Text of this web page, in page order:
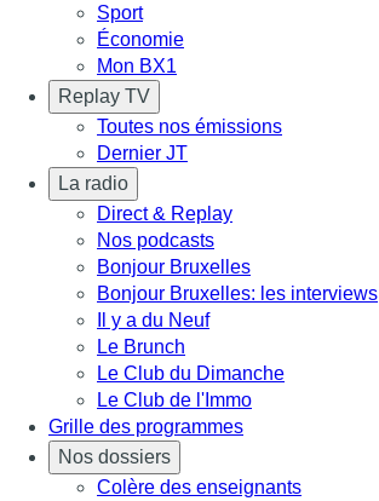
Sport
Économie
Mon BX1
Replay TV
Toutes nos émissions
Dernier JT
La radio
Direct & Replay
Nos podcasts
Bonjour Bruxelles
Bonjour Bruxelles: les interviews
Il y a du Neuf
Le Brunch
Le Club du Dimanche
Le Club de l'Immo
Grille des programmes
Nos dossiers
Colère des enseignants